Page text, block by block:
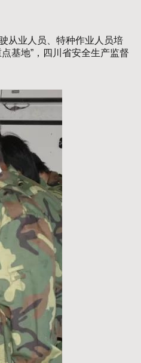
从业人员、特种作业人员培
基地”，四川省安全生产监督